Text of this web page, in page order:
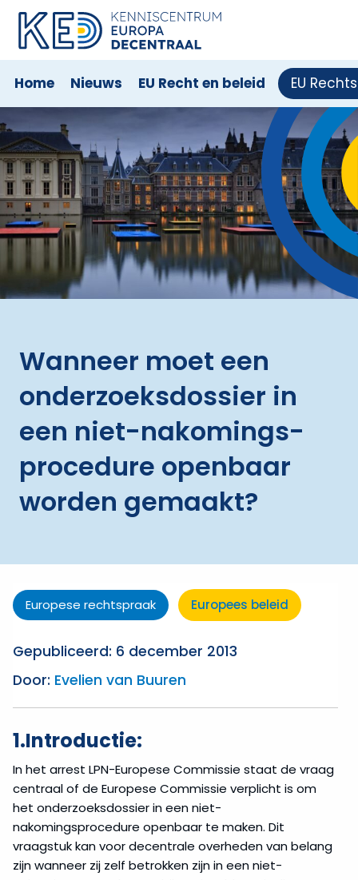
Home Nieuws EU Recht en beleid EU
Wanneer moet een
onderzoeksdossier in
een niet-nakomings­
procedure openbaar
worden gemaakt?
Europese rechtspraak Europees beleid
Gepubliceerd: 6 december 2013
Door: Evelien van Buuren
1.Introductie:
In het arrest LPN-Europese Commissie staat de vraag
centraal of de Europese Commissie verplicht is om
het onderzoeksdossier in een niet-
nakomingsprocedure openbaar te maken. Dit
vraagstuk kan voor decentrale overheden van belang
zijn wanneer zij zelf betrokken zijn in een niet-